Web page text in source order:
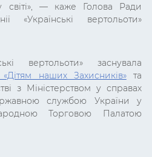
», — каже Голова Ради
«Українські вертольоти»
вертольоти» заснувала
наших Захисників»та
з Міністерством у справах
службою України у
Торговою Палатою